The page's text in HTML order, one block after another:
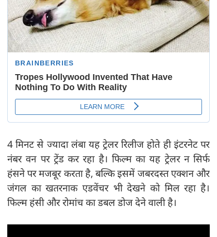
4 मिनट से ज्यादा लंबा यह ट्रेलर रिलीज होते ही इंटरनेट पर
नंबर वन पर ट्रेंड कर रहा है। फिल्म का यह ट्रेलर न सिर्फ
हंसने पर मजबूर करता है, बल्कि इसमें जबरदस्त एक्शन और
जंगल का खतरनाक एडवेंचर भी देखने को मिल रहा है।
फिल्म हंसी और रोमांच का डबल डोज देने वाली है।